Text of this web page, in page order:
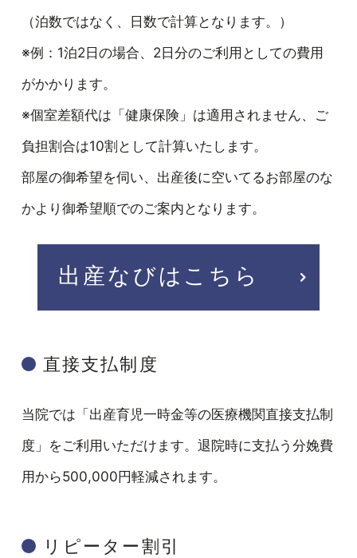
（泊数ではなく、日数で計算となります。）
※例：1泊2日の場合、2日分のご利用としての費用
がかかります。
※個室差額代は「健康保険」は適用されません、ご
負担割合は10割として計算いたします。
部屋の御希望を伺い、出産後に空いてるお部屋のな
かより御希望順でのご案内となります。
出産なびはこちら
直接支払制度
当院では「出産育児一時金等の医療機関直接支払制
度」をご利用いただけます。退院時に支払う分娩費
用から500,000円軽減されます。
リピーター割引